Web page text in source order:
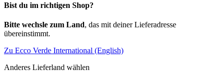
Bist du im richtigen Shop?
Bitte wechsle zum Land, das mit deiner Lieferadresse
übereinstimmt.
Zu Ecco Verde International (English)
Anderes Lieferland wählen